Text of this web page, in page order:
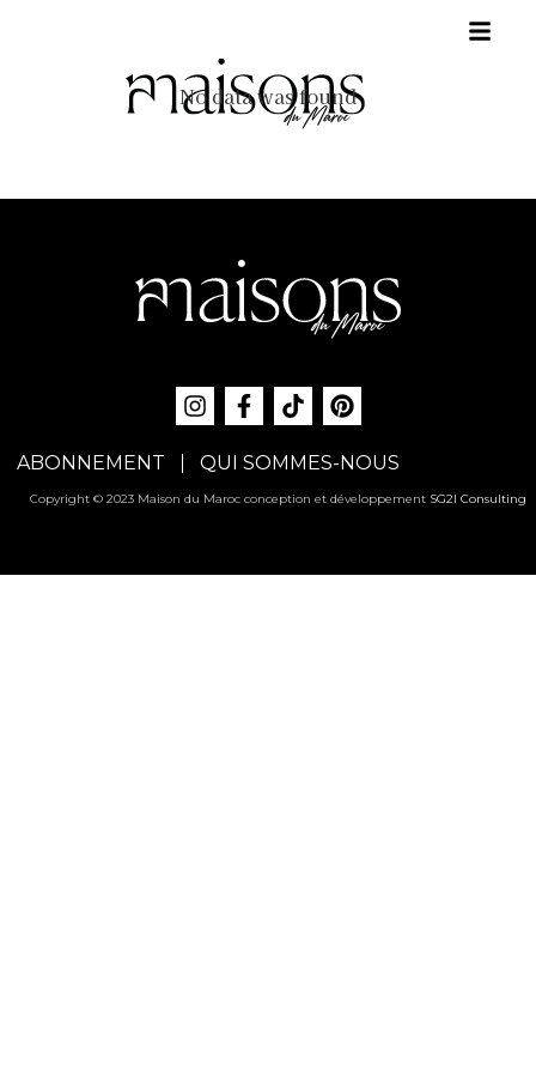
No data was found
ABONNEMENT QUI SOMMES-NOUS
Copyright © 2023 Maison du Maroc conception et développement SG2I Consulting